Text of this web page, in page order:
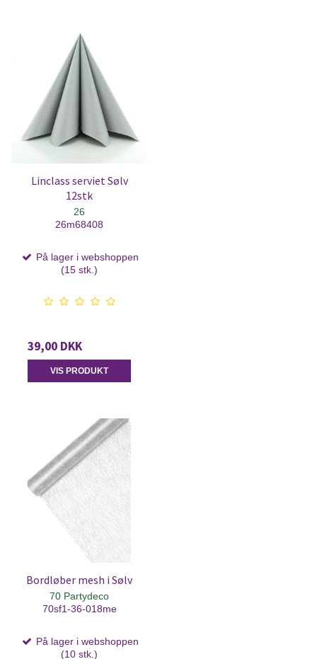
Linclass serviet Sølv
12stk
26
26m68408
På lager i webshoppen
(15 stk.)
39,00 DKK
VIS PRODUKT
Bordløber mesh i Sølv
70 Partydeco
70sf1-36-018me
På lager i webshoppen
(10 stk.)